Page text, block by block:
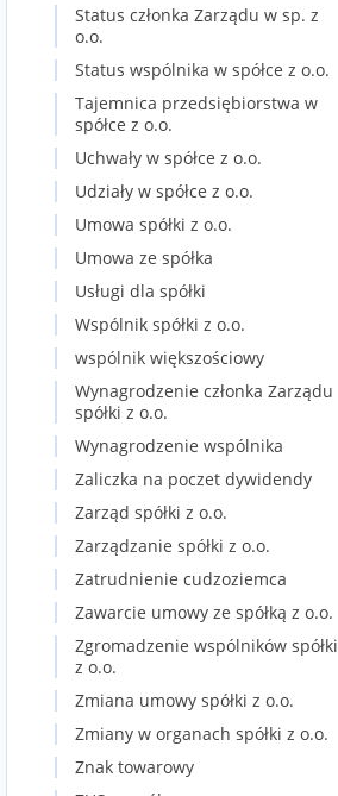
Status członka Zarządu w sp. z
o.o.
Status wspólnika w spółce z o.o.
Tajemnica przedsiębiorstwa w
spółce z o.o.
Uchwały w spółce z o.o.
Udziały w spółce z o.o.
Umowa spółki z o.o.
Umowa ze spółka
Usługi dla spółki
Wspólnik spółki z o.o.
wspólnik większościowy
Wynagrodzenie członka Zarządu
spółki z o.o.
Wynagrodzenie wspólnika
Zaliczka na poczet dywidendy
Zarząd spółki z o.o.
Zarządzanie spółki z o.o.
Zatrudnienie cudzoziemca
Zawarcie umowy ze spółką z o.o.
Zgromadzenie wspólników spółki
z o.o.
Zmiana umowy spółki z o.o.
Zmiany w organach spółki z o.o.
Znak towarowy